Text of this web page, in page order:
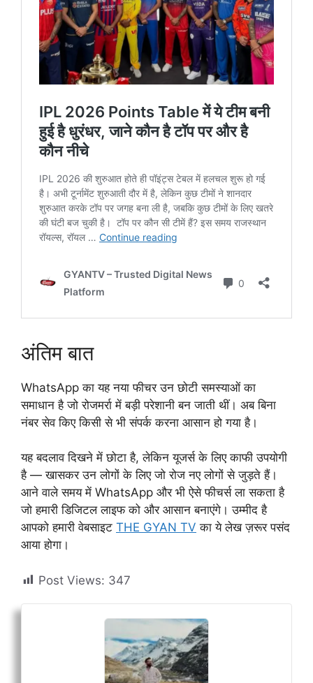
अंतिम बात
WhatsApp का यह नया फीचर उन छोटी समस्याओं का
समाधान है जो रोजमर्रा में बड़ी परेशानी बन जाती थीं। अब बिना
नंबर सेव किए किसी से भी संपर्क करना आसान हो गया है।
यह बदलाव दिखने में छोटा है, लेकिन यूजर्स के लिए काफी उपयोगी
है — खासकर उन लोगों के लिए जो रोज नए लोगों से जुड़ते हैं।
आने वाले समय में WhatsApp और भी ऐसे फीचर्स ला सकता है
जो हमारी डिजिटल लाइफ को और आसान बनाएंगे। उम्मीद है
आपको हमारी वेबसाइट THE GYAN TV का ये लेख ज़रूर पसंद
आया होगा।
Post Views: 347